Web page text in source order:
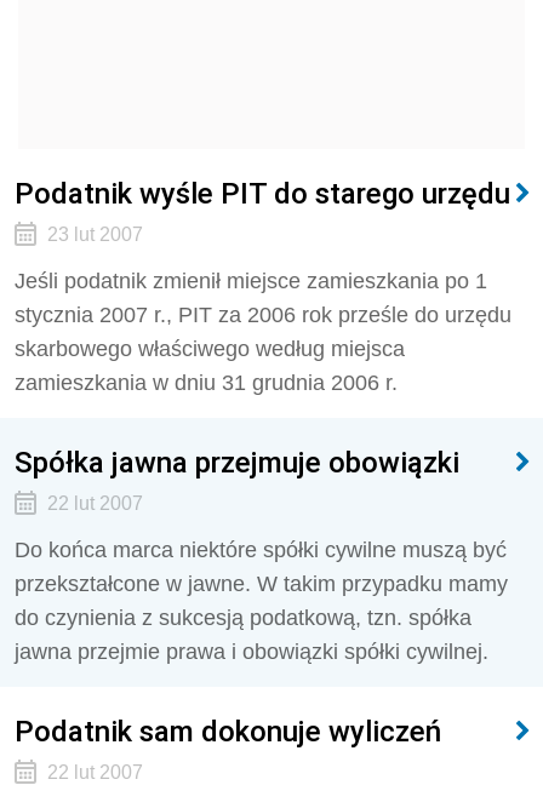
Podatnik wyśle PIT do starego urzędu
23 lut 2007
Jeśli podatnik zmienił miejsce zamieszkania po 1
stycznia 2007 r., PIT za 2006 rok prześle do urzędu
skarbowego właściwego według miejsca
zamieszkania w dniu 31 grudnia 2006 r.
Spółka jawna przejmuje obowiązki
22 lut 2007
Do końca marca niektóre spółki cywilne muszą być
przekształcone w jawne. W takim przypadku mamy
do czynienia z sukcesją podatkową, tzn. spółka
jawna przejmie prawa i obowiązki spółki cywilnej.
Podatnik sam dokonuje wyliczeń
22 lut 2007